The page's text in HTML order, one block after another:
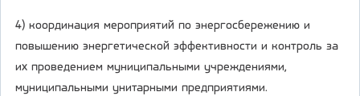
4) координация мероприятий по энергосбережению и
повышению энергетической эффективности и контроль за
их проведением муниципальными учреждениями,
муниципальными унитарными предприятиями.